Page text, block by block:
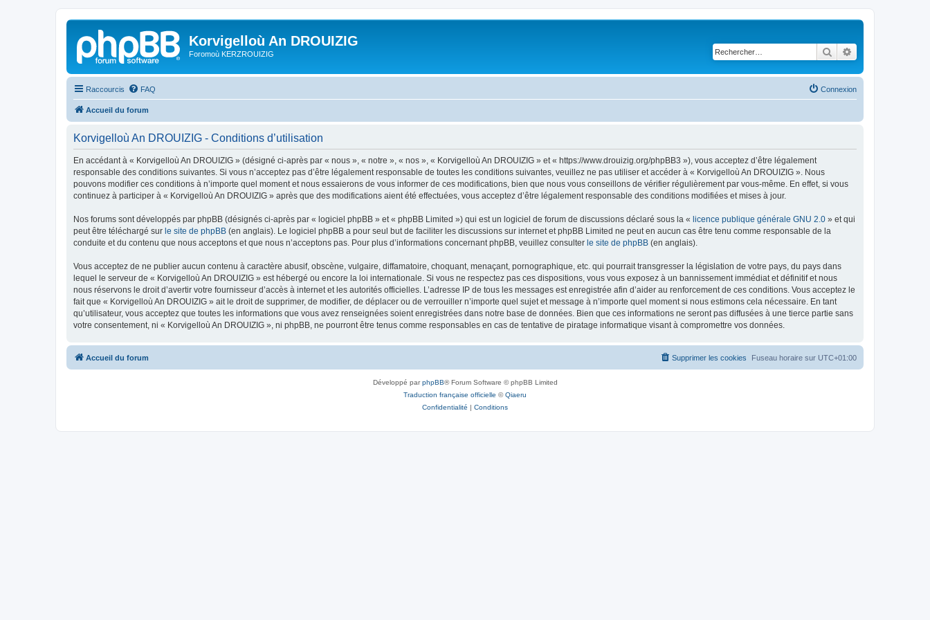
Korvigelloù An DROUIZIG
Foromoù KERZROUIZIG Rechercher
Raccourcis FAQ Connexion
Accueil du forum
Korvigelloù An DROUIZIG - Conditions d’utilisation
En accédant à « Korvigelloù An DROUIZIG » (désigné ci-après par « nous », « notre », « nos », « Korvigelloù An DROUIZIG » et « https://www.drouizig.org/phpBB3 »), vous acceptez d’être légalement
responsable des conditions suivantes. Si vous n’acceptez pas d’être légalement responsable de toutes les conditions suivantes, veuillez ne pas utiliser et accéder à « Korvigelloù An DROUIZIG ». Nous
pouvons modifier ces conditions à n’importe quel moment et nous essaierons de vous informer de ces modifications, bien que nous vous conseillons de vérifier régulièrement par vous-même. En effet, si vous
continuez à participer à « Korvigelloù An DROUIZIG » après que des modifications aient été effectuées, vous acceptez d’être légalement responsable des conditions modifiées et mises à jour.
Nos forums sont développés par phpBB (désignés ci-après par « logiciel phpBB » et « phpBB Limited ») qui est un logiciel de forum de discussions déclaré sous la « licence publique générale GNU 2.0 » et qui
peut être téléchargé sur le site de phpBB (en anglais). Le logiciel phpBB a pour seul but de faciliter les discussions sur internet et phpBB Limited ne peut en aucun cas être tenu comme responsable de la
conduite et du contenu que nous acceptons et que nous n’acceptons pas. Pour plus d’informations concernant phpBB, veuillez consulter le site de phpBB (en anglais).
Vous acceptez de ne publier aucun contenu à caractère abusif, obscène, vulgaire, diffamatoire, choquant, menaçant, pornographique, etc. qui pourrait transgresser la législation de votre pays, du pays dans
lequel le serveur de « Korvigelloù An DROUIZIG » est hébergé ou encore la loi internationale. Si vous ne respectez pas ces dispositions, vous vous exposez à un bannissement immédiat et définitif et nous
nous réservons le droit d’avertir votre fournisseur d’accès à internet et les autorités officielles. L’adresse IP de tous les messages est enregistrée afin d’aider au renforcement de ces conditions. Vous acceptez le
fait que « Korvigelloù An DROUIZIG » ait le droit de supprimer, de modifier, de déplacer ou de verrouiller n’importe quel sujet et message à n’importe quel moment si nous estimons cela nécessaire. En tant
qu’utilisateur, vous acceptez que toutes les informations que vous avez renseignées soient enregistrées dans notre base de données. Bien que ces informations ne seront pas diffusées à une tierce partie sans
votre consentement, ni « Korvigelloù An DROUIZIG », ni phpBB, ne pourront être tenus comme responsables en cas de tentative de piratage informatique visant à compromettre vos données.
Accueil du forum Fuseau horaire sur UTC+01:00
Supprimer les cookies
Développé parphpBB® Forum Software © phpBB Limited
Traduction française officielle ©Qiaeru
Confidentialité | Conditions